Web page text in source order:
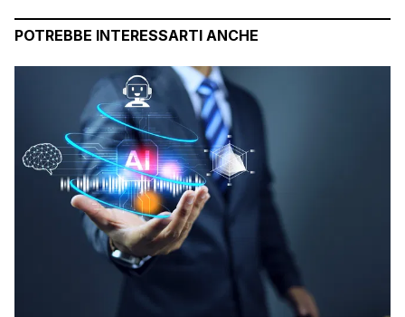
POTREBBE INTERESSARTI ANCHE